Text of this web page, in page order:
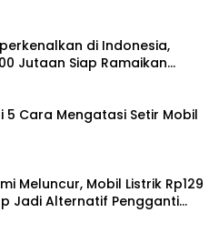
di Indonesia,
Jutaan Siap Ramaikan
5 Cara Mengatasi Setir Mobil
Meluncur, Mobil Listrik Rp129
Jadi Alternatif Pengganti